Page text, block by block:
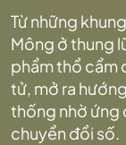
Từ những
Mông ở thung
phẩm thổ cẩm
tử, mở ra
thống nhờ ứng
chuyển đổi số.